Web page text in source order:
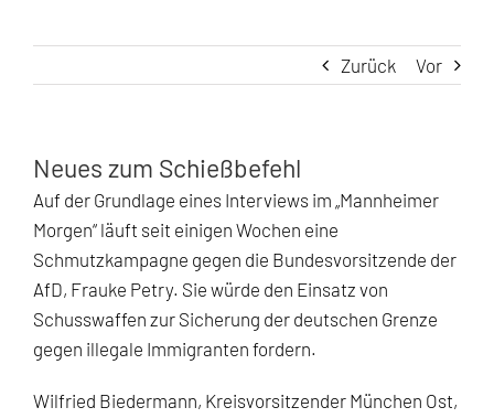
Zurück Vor
Neues zum Schießbefehl
Auf der Grundlage eines Interviews im „Mannheimer
Morgen“ läuft seit einigen Wochen eine
Schmutzkampagne gegen die Bundesvorsitzende der
AfD, Frauke Petry. Sie würde den Einsatz von
Schusswaffen zur Sicherung der deutschen Grenze
gegen illegale Immigranten fordern.
Wilfried Biedermann, Kreisvorsitzender München Ost,